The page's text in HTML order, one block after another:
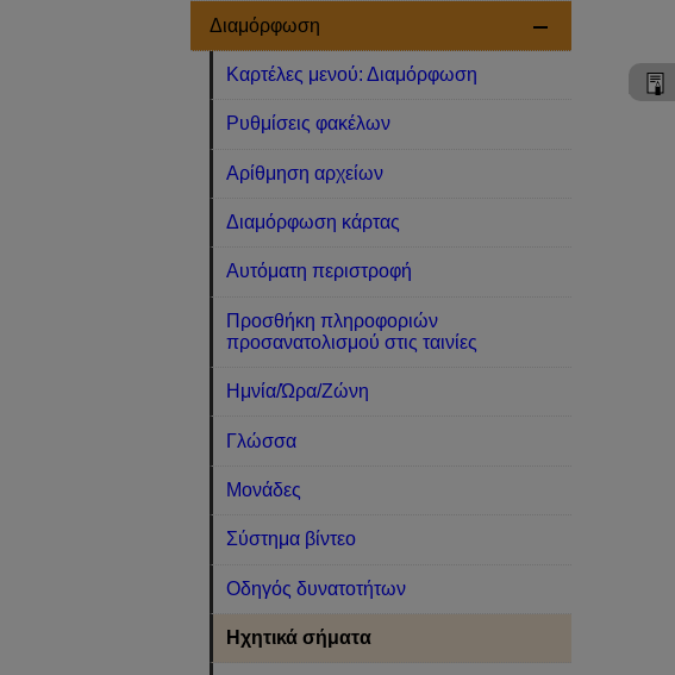
Διαμόρφωση
Καρτέλες μενού: Διαμόρφωση
Ρυθμίσεις φακέλων
Αρίθμηση αρχείων
Διαμόρφωση κάρτας
Αυτόματη περιστροφή
Προσθήκη πληροφοριών
προσανατολισμού στις ταινίες
Ημνία/Ώρα/Ζώνη
Γλώσσα
Μονάδες
Σύστημα βίντεο
Οδηγός δυνατοτήτων
Ηχητικά σήματα